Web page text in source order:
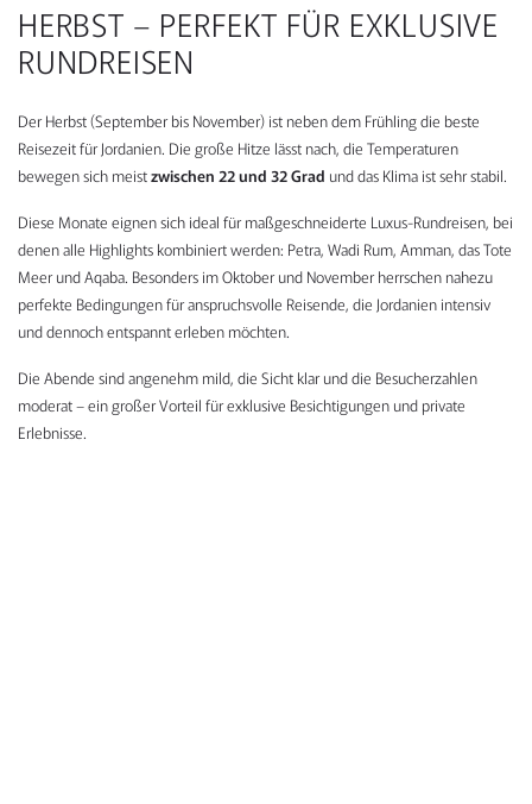
HERBST – PERFEKT FÜR EXKLUSIVE
RUNDREISEN
Der Herbst (September bis November) ist neben dem Frühling die beste
Reisezeit für Jordanien. Die große Hitze lässt nach, die Temperaturen
bewegen sich meistzwischen 22 und 32 Grad und das Klima ist sehr stabil.
Diese Monate eignen sich ideal für maßgeschneiderte Luxus-Rundreisen, bei
denen alle Highlights kombiniert werden: Petra, Wadi Rum, Amman, das Tote
Meer und Aqaba. Besonders im Oktober und November herrschen nahezu
perfekte Bedingungen für anspruchsvolle Reisende, die Jordanien intensiv
und dennoch entspannt erleben möchten.
Die Abende sind angenehm mild, die Sicht klar und die Besucherzahlen
moderat – ein großer Vorteil für exklusive Besichtigungen und private
Erlebnisse.